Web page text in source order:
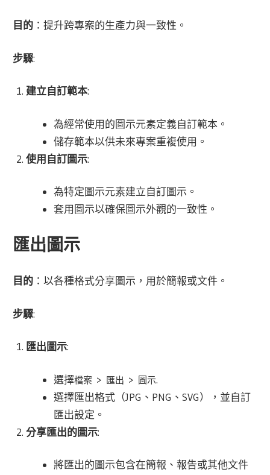
目的 ：提升跨專案的生產力與一致性。
步驟:
建立自訂範本:
為經常使用的圖示元素定義自訂範本。
儲存範本以供未來專案重複使用。
使用自訂圖示:
為特定圖示元素建立自訂圖示。
套用圖示以確保圖示外觀的一致性。
匯出圖示
目的 ：以各種格式分享圖示，用於簡報或文件。
步驟:
匯出圖示:
選擇檔案 > 匯出 > 圖示.
選擇匯出格式（JPG、PNG、SVG），並自訂
匯出設定。
分享匯出的圖示:
將匯出的圖示包含在簡報、報告或其他文件